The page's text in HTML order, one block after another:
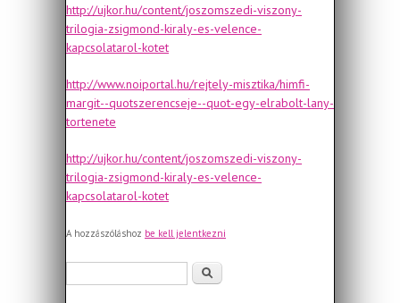
http://ujkor.hu/content/joszomszedi-viszony-
trilogia-zsigmond-kiraly-es-velence-
kapcsolatarol-kotet
http://www.noiportal.hu/rejtely-misztika/himfi-
margit--quotszerencseje--quot-egy-elrabolt-lany-
tortenete
http://ujkor.hu/content/joszomszedi-viszony-
trilogia-zsigmond-kiraly-es-velence-
kapcsolatarol-kotet
A hozzászóláshoz be kell jelentkezni
Keresés